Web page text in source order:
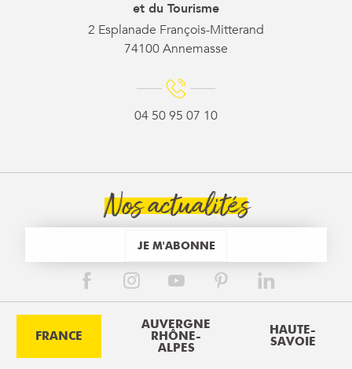
et du Tourisme
2 Esplanade François-Mitterand
74100 Annemasse
04 50 95 07 10
Nos actualités
JE M'ABONNE
FRANCE
AUVERGNE
RHÔNE-
ALPES
HAUTE-
SAVOIE